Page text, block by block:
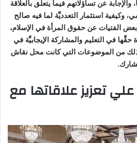
والإجابة عن تساؤلاتهم فيما يتعلق بالعلاقة
وكيفية استثمار التعدديَّة لما فيه صالح
بعض الفتيات عن حقوق المرأة في الإسلام،
في التعليم والمشاركة الإيجابيَّة في
ذلك من الموضوعات التي كانت محل نقاش
علي تعزيز علاقاتها مع